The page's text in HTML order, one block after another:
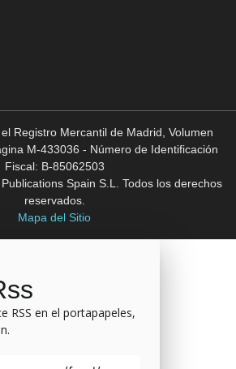
Registro Mercantil de Madrid, Volumen
M-433036 - Número de Identificación
Fiscal: B-85062503
Spain S.L. Todos los derechos
reservados.
Mapa del Sitio
RSS en el portapapeles,